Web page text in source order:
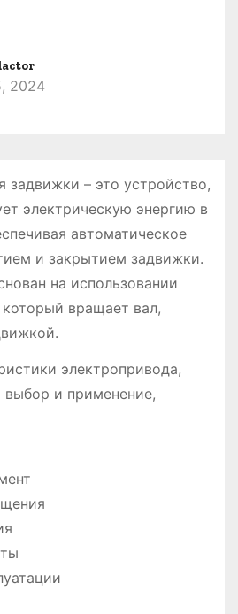
2024
задвижки – это устройство,
электрическую энергию в
автоматическое
и закрытием задвижки.
на использовании
который вращает вал,
электропривода,
и применение,